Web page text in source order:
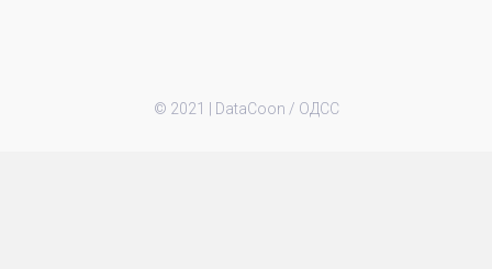
© 2021 | DataCoon / ОДСС